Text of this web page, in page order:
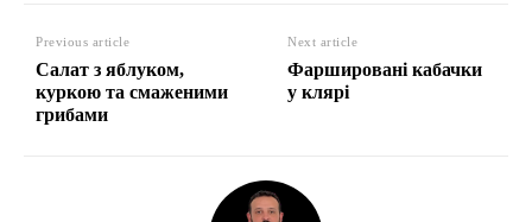
Previous article
Салат з яблуком,
куркою та смаженими
грибами
Next article
Фаршировані кабачки
у клярі